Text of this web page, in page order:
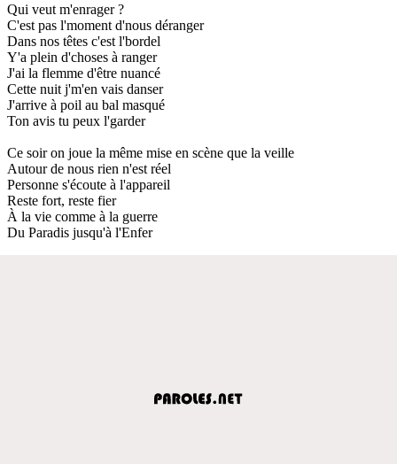
Qui veut m'enrager ?
C'est pas l'moment d'nous déranger
Dans nos têtes c'est l'bordel
Y'a plein d'choses à ranger
J'ai la flemme d'être nuancé
Cette nuit j'm'en vais danser
J'arrive à poil au bal masqué
Ton avis tu peux l'garder
Ce soir on joue la même mise en scène que la veille
Autour de nous rien n'est réel
Personne s'écoute à l'appareil
Reste fort, reste fier
À la vie comme à la guerre
Du Paradis jusqu'à l'Enfer